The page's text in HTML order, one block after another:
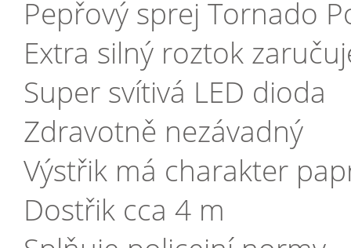
Pepřový sprej Tornado
Extra silný roztok
Super svítivá LED dioda
Zdravotně nezávadný
Výstřik má charakter
Dostřik cca 4 m